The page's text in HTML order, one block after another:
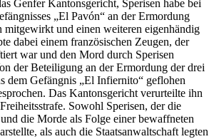
Genfer Kantonsgericht, Sperisen habe bei
„El Pavón“ an der Ermordung
mitgewirkt und einen weiteren eigenhändig
dabei einem französischen Zeugen, der
war und den Mord durch Sperisen
der Beteiligung an der Ermordung der drei
dem Gefängnis „El Infiernito“ geflohen
Das Kantonsgericht verurteilte ihn
Sowohl Sperisen, der die
die Morde als Folge einer bewaffneten
als auch die Staatsanwaltschaft legten